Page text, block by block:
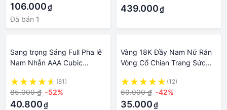
106.000₫
Đã bán 1
439.000₫
Sang trọng Sáng Full Pha lê
Nam Nhẫn AAA Cubic
Nam
(81)
85.000 ₫ -52%
40.800₫
Vàng 18K Đầy Nam Nữ Rắn
Vòng Cổ Chian Trang Sức
(12)
60.000 ₫ -42%
35.000₫